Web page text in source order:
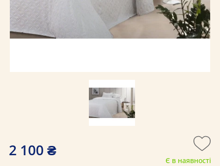
2 100 ₴
Є в наявності